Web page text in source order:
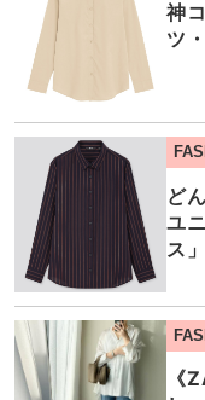
神
ツ
ど
ユ
ス
《